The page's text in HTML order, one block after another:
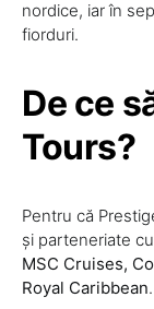
nordice, iar în
fiorduri.
De ce
Tours?
Pentru că
și parteneriate
MSC Cruises,
Royal Caribbean.